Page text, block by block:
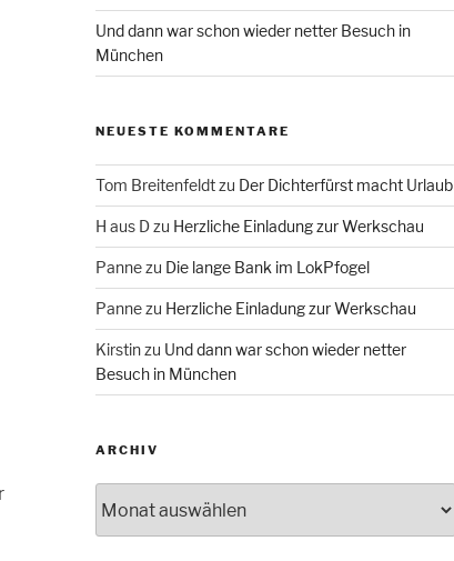
Und dann war schon wieder netter Besuch in
München
NEUESTE KOMMENTARE
Tom Breitenfeldtzu Der Dichterfürst macht Urlaub
H aus Dzu Herzliche Einladung zur Werkschau
Pannezu Die lange Bank im LokPfogel
Pannezu Herzliche Einladung zur Werkschau
Kirstinzu Und dann war schon wieder netter
Besuch in München
ARCHIV